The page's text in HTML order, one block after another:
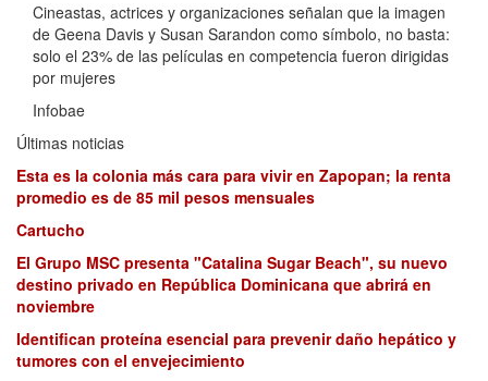
Cineastas, actrices y organizaciones señalan que la imagen
de Geena Davis y Susan Sarandon como símbolo, no basta:
solo el 23% de las películas en competencia fueron dirigidas
por mujeres
Infobae
Últimas noticias
Esta es la colonia más cara para vivir en Zapopan; la renta
promedio es de 85 mil pesos mensuales
Cartucho
El Grupo MSC presenta "Catalina Sugar Beach", su nuevo
destino privado en República Dominicana que abrirá en
noviembre
Identifican proteína esencial para prevenir daño hepático y
tumores con el envejecimiento